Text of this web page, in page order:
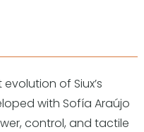
of Siux’s
with Sofía Araújo
control, and tactile